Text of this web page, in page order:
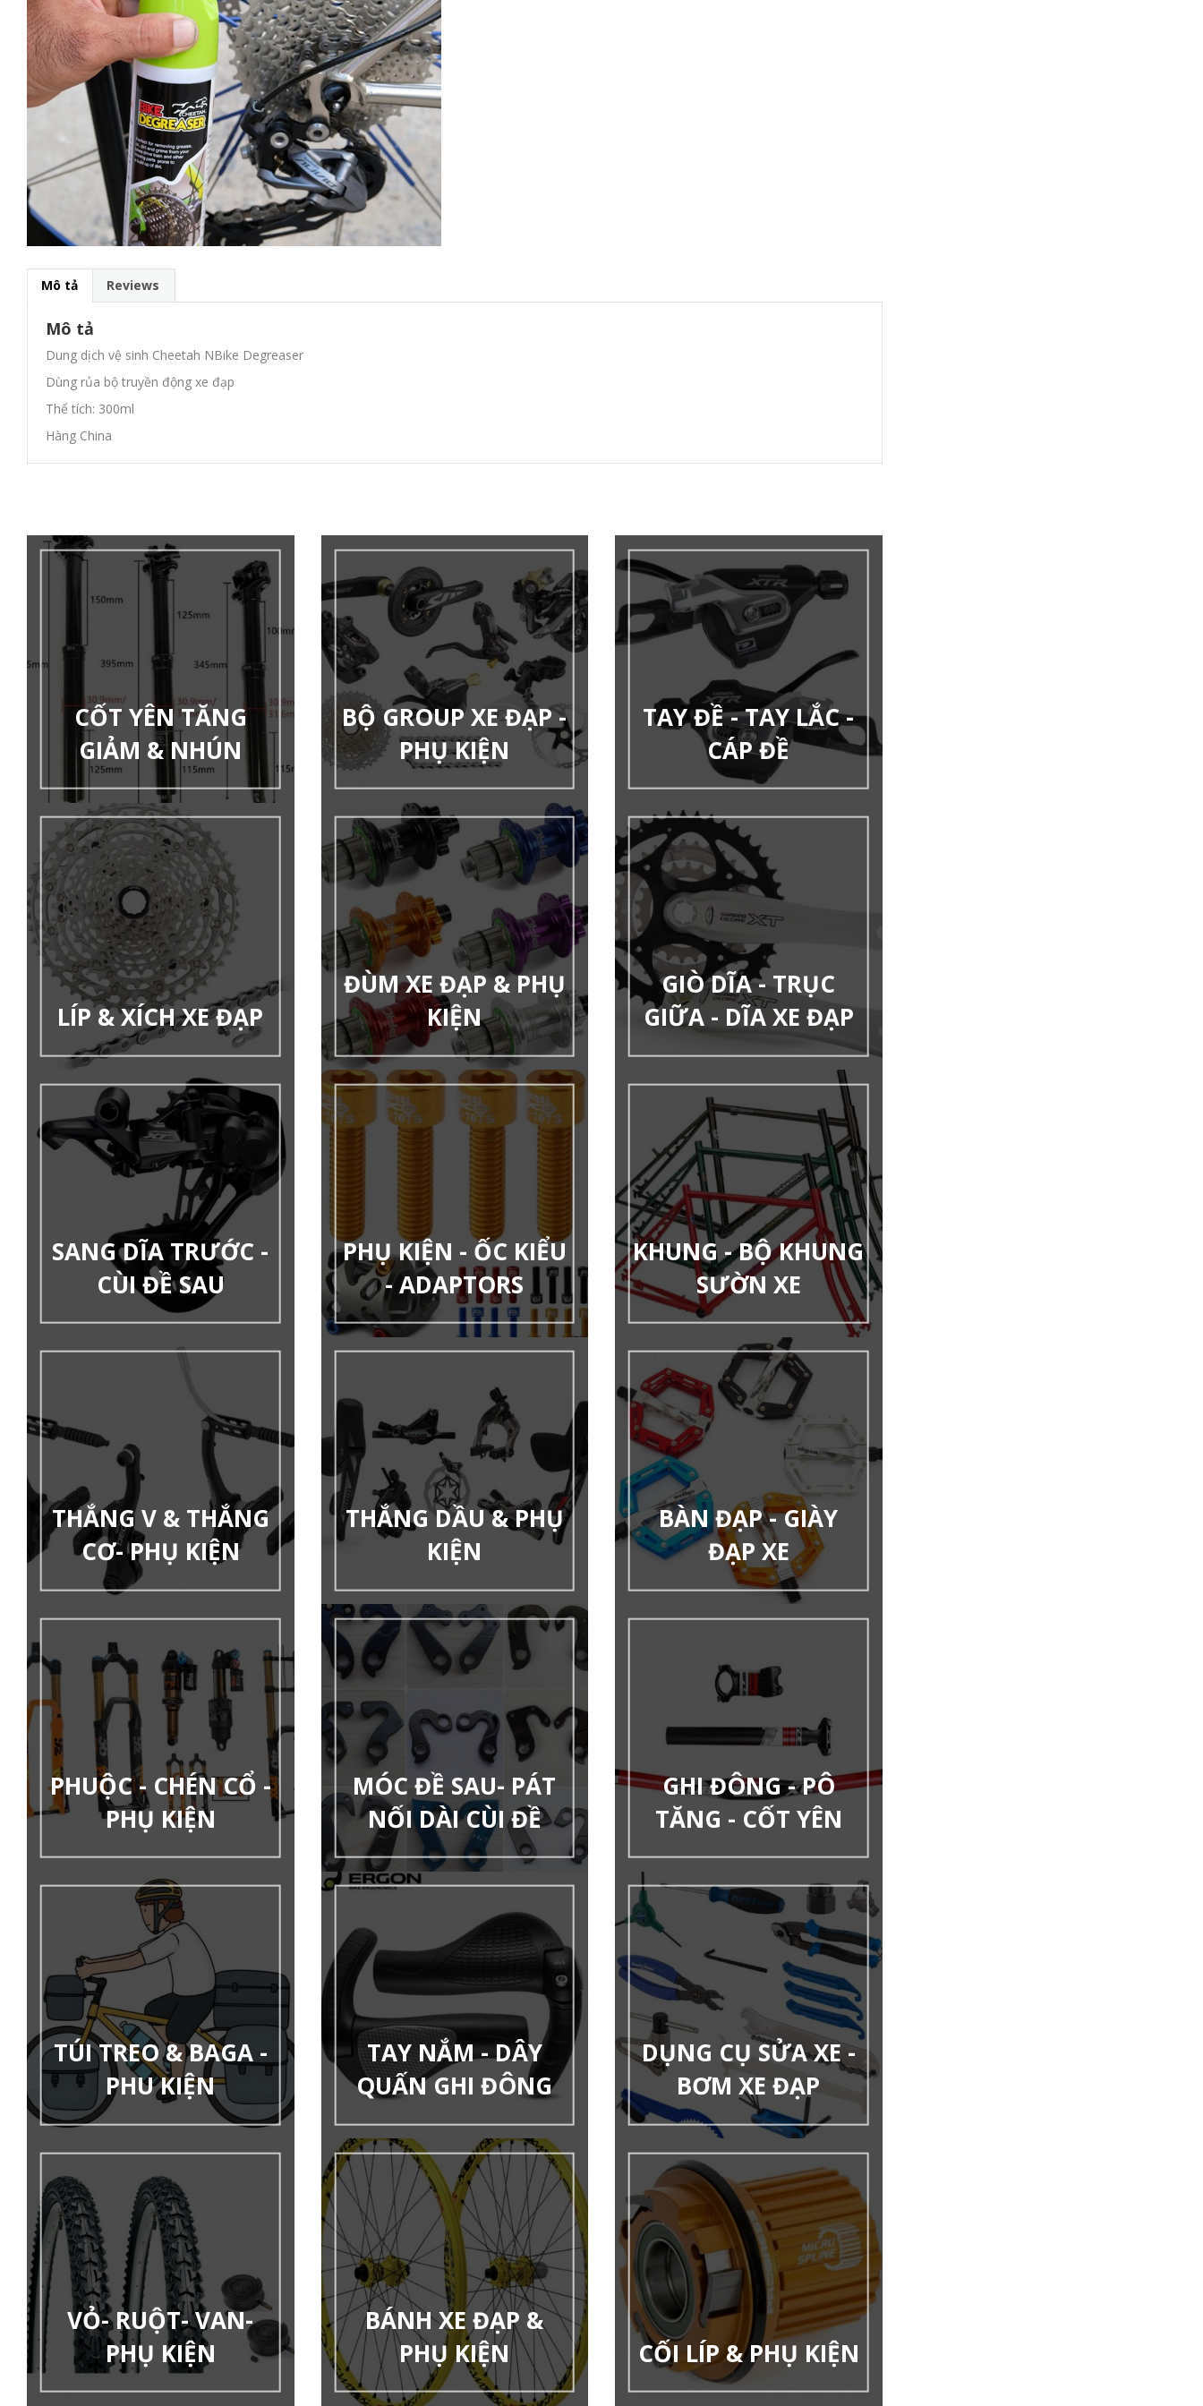
Mô tả Reviews
Mô tả
Dung dịch vệ sinh Cheetah NBike Degreaser
Dùng rủa bộ truyền động xe đạp
Thể tích: 300ml
Hàng China
CỐT YÊN TĂNG
GIẢM & NHÚN
BỘ GROUP XE ĐẠP -
PHỤ KIỆN
TAY ĐỀ - TAY LẮC -
CÁP ĐỀ
LÍP & XÍCH XE ĐẠP
ĐÙM XE ĐẠP & PHỤ
KIỆN
GIÒ DĨA - TRỤC
GIỮA - DĨA XE ĐẠP
SANG DĨA TRƯỚC -
CÙI ĐỀ SAU
PHỤ KIỆN - ỐC KIỂU
- ADAPTORS
KHUNG - BỘ KHUNG
SƯỜN XE
THẮNG V & THẮNG
CƠ- PHỤ KIỆN
THẮNG DẦU & PHỤ
KIỆN
BÀN ĐẠP - GIÀY
ĐẠP XE
PHUỘC - CHÉN CỔ -
PHỤ KIỆN
MÓC ĐỀ SAU- PÁT
NỐI DÀI CÙI ĐỀ
GHI ĐÔNG - PÔ
TĂNG - CỐT YÊN
TÚI TREO & BAGA -
PHU KIỆN
TAY NẮM - DÂY
QUẤN GHI ĐÔNG
DỤNG CỤ SỬA XE -
BƠM XE ĐẠP
VỎ- RUỘT- VAN-
PHỤ KIỆN
BÁNH XE ĐẠP &
PHỤ KIỆN
CỐI LÍP & PHỤ KIỆN